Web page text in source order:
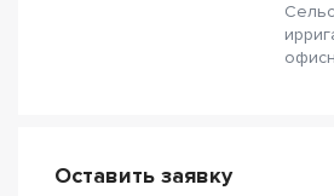
Оставить заявку